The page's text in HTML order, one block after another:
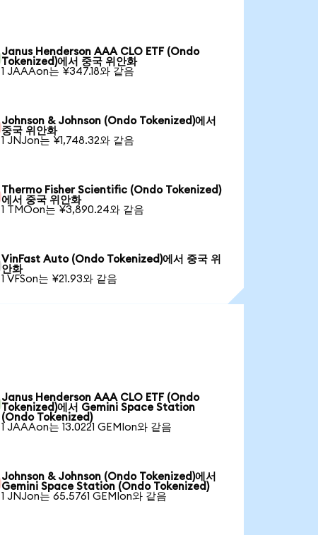
Janus Henderson AAA CLO ETF (Ondo
Tokenized)에서 중국 위안화
1 JAAAon는 ¥347.18와 같음
Johnson & Johnson (Ondo Tokenized)에서
중국 위안화
1 JNJon는 ¥1,748.32와 같음
Thermo Fisher Scientific (Ondo Tokenized)
에서 중국 위안화
1 TMOon는 ¥3,890.24와 같음
VinFast Auto (Ondo Tokenized)에서 중국 위
안화
1 VFSon는 ¥21.93와 같음
Janus Henderson AAA CLO ETF (Ondo
Tokenized)에서 Gemini Space Station
(Ondo Tokenized)
1 JAAAon는 13.0221 GEMIon와 같음
Johnson & Johnson (Ondo Tokenized)에서
Gemini Space Station (Ondo Tokenized)
1 JNJon는 65.5761 GEMIon와 같음